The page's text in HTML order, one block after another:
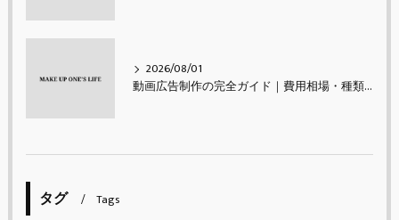
2026/08/01
動画広告制作の完全ガイド｜費用相場・種類・進め方・成果を出すコツ【2026年最新】
タグ Tags